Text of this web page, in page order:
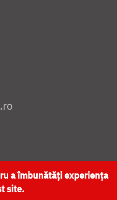
CATEDRALA NAȚIONALĂ
a îmbunătăți experiența
site.